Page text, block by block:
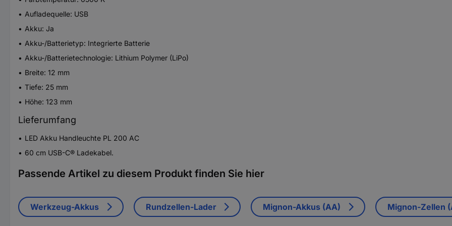
Aufladequelle: USB
Akku: Ja
Akku-/Batterietyp: Integrierte Batterie
Akku-/Batterietechnologie: Lithium Polymer (LiPo)
Breite: 12 mm
Tiefe: 25 mm
Höhe: 123 mm
Lieferumfang
LED Akku Handleuchte PL 200 AC
60 cm USB-C® Ladekabel.
Passende Artikel zu diesem Produkt finden Sie hier
Werkzeug-Akkus Rundzellen-Lader Mignon-Akkus (AA) Mignon-Zellen